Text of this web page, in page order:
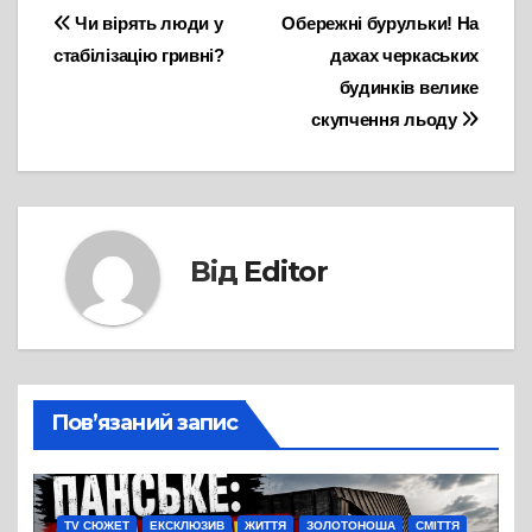
Навігація
записів
Обережні бурульки! На
дахах черкаських
будинків велике
скупчення льоду
Чи вірять люди у
стабілізацію гривні?
Від Editor
Пов’язаний запис
TV СЮЖЕТ ЕКСКЛЮЗИВ ЖИТТЯ ЗОЛОТОНОША СМІТТЯ